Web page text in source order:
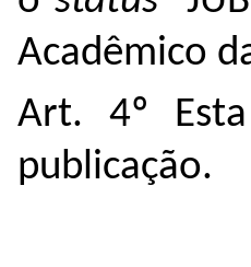
Acadêmico
Art. 4º
publicação.